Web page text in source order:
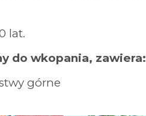
lat.
do wkopania, zawiera:
górne